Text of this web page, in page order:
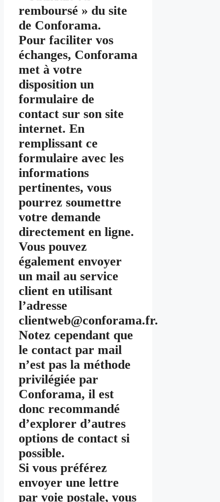
remboursé » du site
de Conforama.
Pour faciliter vos
échanges, Conforama
met à votre
disposition un
formulaire de
contact sur son site
internet. En
remplissant ce
formulaire avec les
informations
pertinentes, vous
pourrez soumettre
votre demande
directement en ligne.
Vous pouvez
également envoyer
un mail au service
client en utilisant
l’adresse
clientweb@conforama.fr.
Notez cependant que
le contact par mail
n’est pas la méthode
privilégiée par
Conforama, il est
donc recommandé
d’explorer d’autres
options de contact si
possible.
Si vous préférez
envoyer une lettre
par voie postale, vous